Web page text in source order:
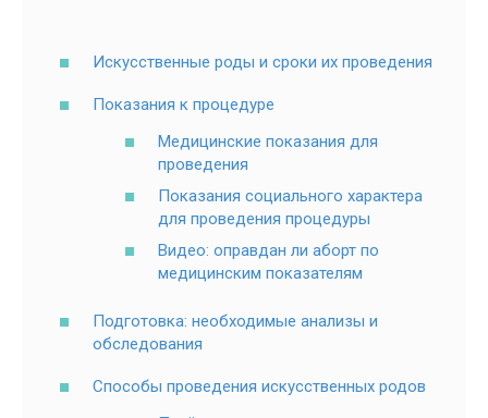
Искусственные роды и сроки их проведения
Показания к процедуре
Медицинские показания для
проведения
Показания социального характера
для проведения процедуры
Видео: оправдан ли аборт по
медицинским показателям
Подготовка: необходимые анализы и
обследования
Способы проведения искусственных родов